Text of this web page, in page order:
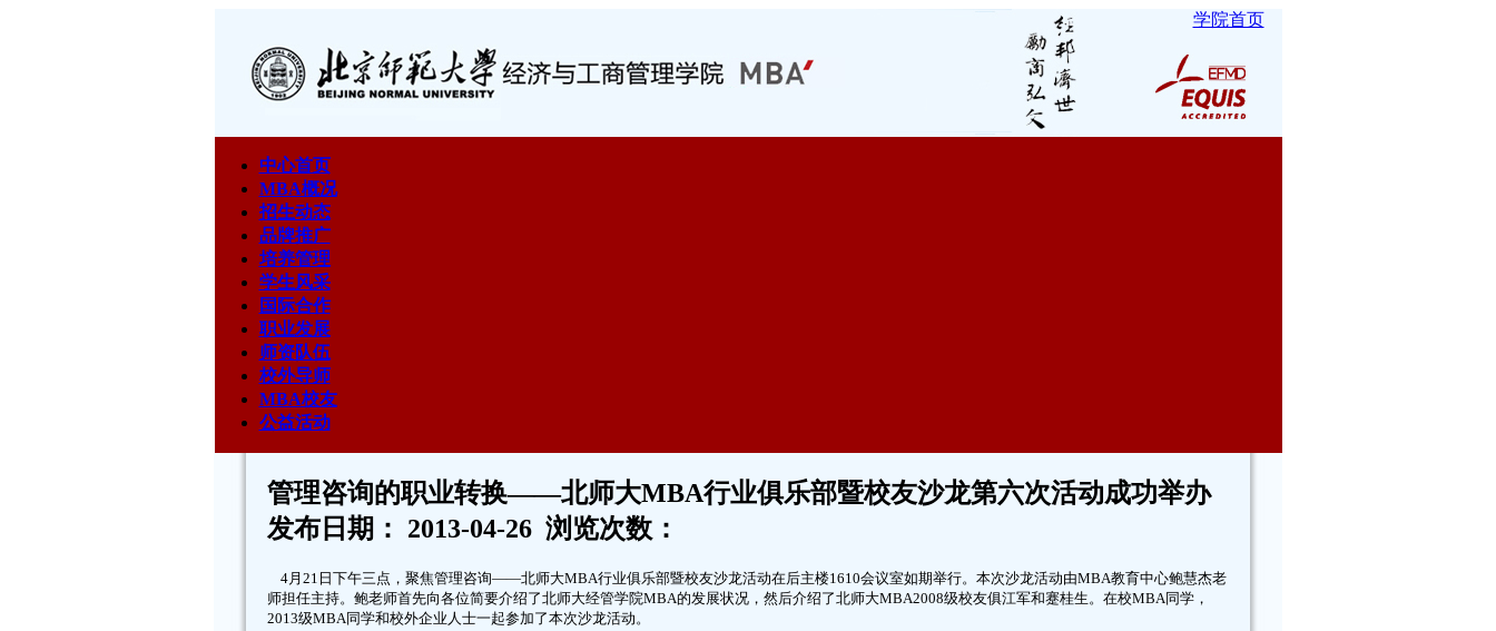
学院首页
中心首页
MBA概况
招生动态
品牌推广
培养管理
学生风采
国际合作
职业发展
师资队伍
校外导师
MBA校友
公益活动
管理咨询的职业转换——北师大MBA行业俱乐部暨校友沙龙第六次活动成功举办
发布日期： 2013-04-26 浏览次数：
4月21日下午三点，聚焦管理咨询——北师大MBA行业俱乐部暨校友沙龙活动在后主楼1610会议室如期举行。本次沙龙活动由MBA教育中心鲍慧杰老
师担任主持。鲍老师首先向各位简要介绍了北师大经管学院MBA的发展状况，然后介绍了北师大MBA2008级校友俱江军和蹇桂生。在校MBA同学，
2013级MBA同学和校外企业人士一起参加了本次沙龙活动。